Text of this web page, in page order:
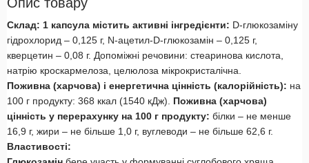
Склад: 1 капсула містить активні інгредієнти: D-глюкозаміну
гідрохлорид – 0,125 г, N-ацетил-D-глюкозамін – 0,125 г,
кверцетин – 0,08 г. Допоміжні речовини: стеаринова кислота,
натрію кроскармелоза, целюлоза мікрокристалічна.
Поживна (харчова) і енергетична цінність (калорійність): на
100 г продукту: 368 ккал (1540 кДж). Поживна (харчова)
цінність у перерахунку на 100 г продукту: білки – не менше
16,9 г, жири – не більше 1,0 г, вуглеводи – не більше 62,6 г.
Властивості: